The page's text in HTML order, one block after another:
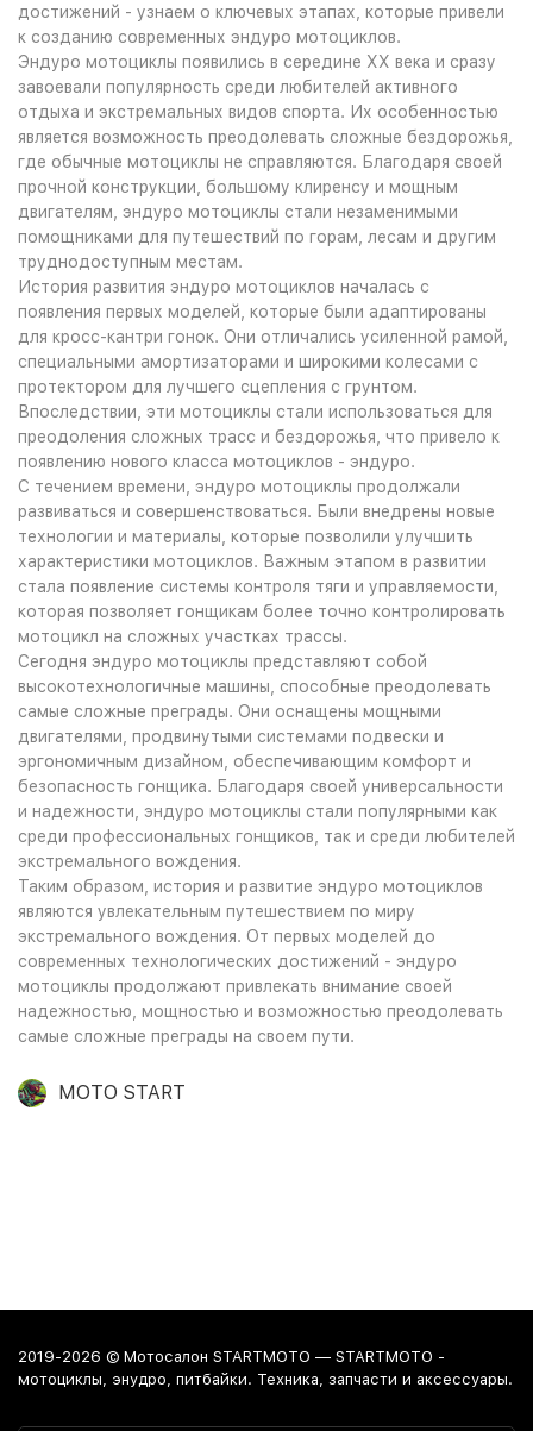
достижений - узнаем о ключевых этапах, которые привели
к созданию современных эндуро мотоциклов.
Эндуро мотоциклы появились в середине XX века и сразу
завоевали популярность среди любителей активного
отдыха и экстремальных видов спорта. Их особенностью
является возможность преодолевать сложные бездорожья,
где обычные мотоциклы не справляются. Благодаря своей
прочной конструкции, большому клиренсу и мощным
двигателям, эндуро мотоциклы стали незаменимыми
помощниками для путешествий по горам, лесам и другим
труднодоступным местам.
История развития эндуро мотоциклов началась с
появления первых моделей, которые были адаптированы
для кросс-кантри гонок. Они отличались усиленной рамой,
специальными амортизаторами и широкими колесами с
протектором для лучшего сцепления с грунтом.
Впоследствии, эти мотоциклы стали использоваться для
преодоления сложных трасс и бездорожья, что привело к
появлению нового класса мотоциклов - эндуро.
С течением времени, эндуро мотоциклы продолжали
развиваться и совершенствоваться. Были внедрены новые
технологии и материалы, которые позволили улучшить
характеристики мотоциклов. Важным этапом в развитии
стала появление системы контроля тяги и управляемости,
которая позволяет гонщикам более точно контролировать
мотоцикл на сложных участках трассы.
Сегодня эндуро мотоциклы представляют собой
высокотехнологичные машины, способные преодолевать
самые сложные преграды. Они оснащены мощными
двигателями, продвинутыми системами подвески и
эргономичным дизайном, обеспечивающим комфорт и
безопасность гонщика. Благодаря своей универсальности
и надежности, эндуро мотоциклы стали популярными как
среди профессиональных гонщиков, так и среди любителей
экстремального вождения.
Таким образом, история и развитие эндуро мотоциклов
являются увлекательным путешествием по миру
экстремального вождения. От первых моделей до
современных технологических достижений - эндуро
мотоциклы продолжают привлекать внимание своей
надежностью, мощностью и возможностью преодолевать
самые сложные преграды на своем пути.
MOTO START
2019-2026 © Мотосалон STARTMOTO — STARTMOTO -
мотоциклы, энудро, питбайки. Техника, запчасти и аксессуары.